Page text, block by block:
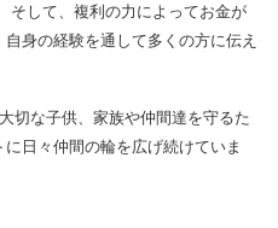
そして、複利の力によってお金が
身の経験を通して多くの方に伝え
切な子供、家族や仲間達を守るた
日々仲間の輪を広げ続けていま